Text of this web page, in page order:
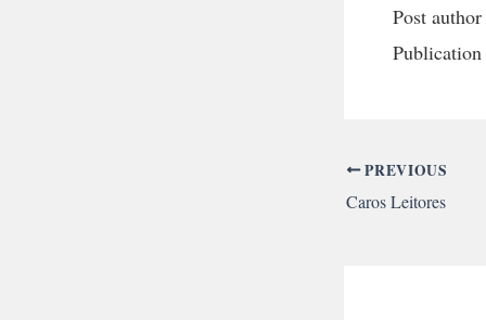
Post author
PREVIOUS
Caros Leitores